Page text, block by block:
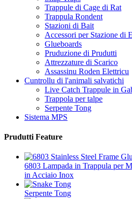
Trappule di Cage di Rat
Trappula Rondent
Stazioni di Bait
Accessori per Stazione di
Glueboards
Pruduzione di Prudutti
Attrezzature di Scarico
Assassinu Roden Elettricu
Cuntrollu di l'animali salvatichi
Live Catch Trappule in
Trappola per talpe
Serpente Tong
Sistema MPS
Prudutti Feature
6803 Lampada in Trappula per
in Acciaio Inox
Serpente Tong